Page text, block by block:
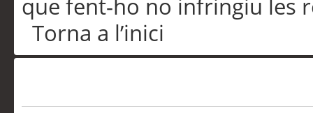
que fent-ho no infringiu les
Torna a l’inici